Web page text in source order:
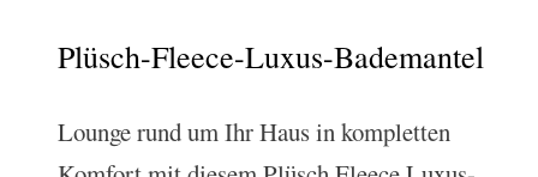
Plüsch-Fleece-Luxus-Bademantel
Lounge rund um Ihr Haus in kompletten